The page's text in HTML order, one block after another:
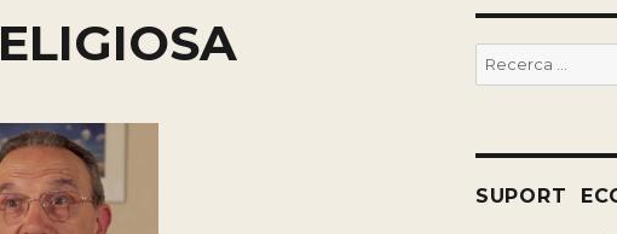
Buscar
por:
SUPORT